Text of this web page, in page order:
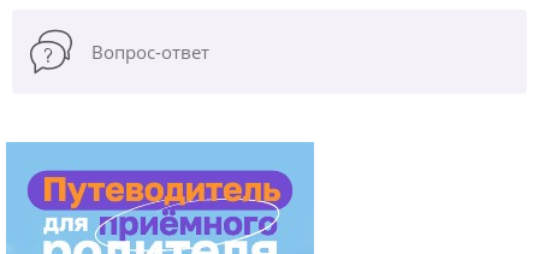
Вопрос-ответ